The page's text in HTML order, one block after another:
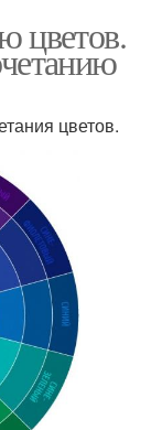
цветов.
цветов.